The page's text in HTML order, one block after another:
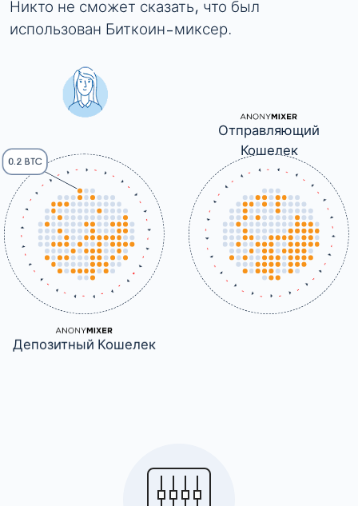
Никто не сможет сказать, что был
использован Биткоин-миксер.
Депозитный Кошелек
0.2 BTC
Отправляющий
Кошелек